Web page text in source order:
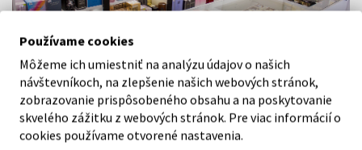
Navštívte našu predajňu v Šamoríne
Po - Pi: 8:00 - 16:00
Používame cookies
Môžeme ich umiestniť na analýzu údajov o našich
návštevníkoch, na zlepšenie našich webových stránok,
zobrazovanie prispôsobeného obsahu a na poskytovanie
skvelého zážitku z webových stránok. Pre viac informácií o
cookies používame otvorené nastavenia.